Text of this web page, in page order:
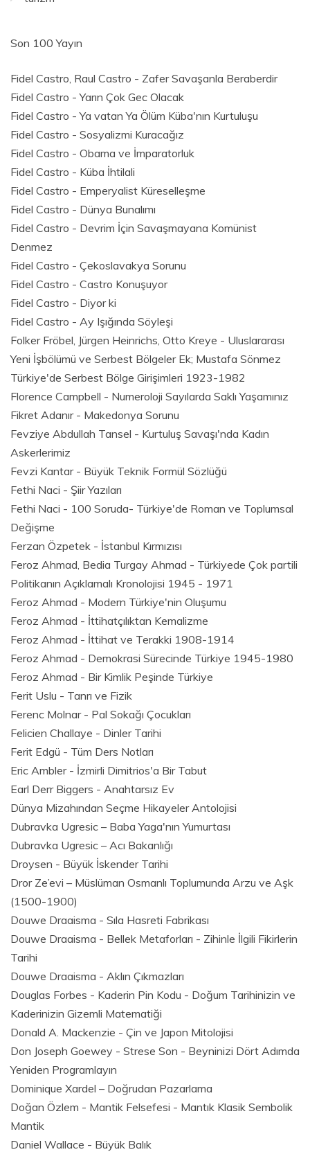
Son 100 Yayın
Fidel Castro, Raul Castro - Zafer Savaşanla Beraberdir
Fidel Castro - Yarın Çok Gec Olacak
Fidel Castro - Ya vatan Ya Ölüm Küba'nın Kurtuluşu
Fidel Castro - Sosyalizmi Kuracağız
Fidel Castro - Obama ve İmparatorluk
Fidel Castro - Küba İhtilali
Fidel Castro - Emperyalist Küreselleşme
Fidel Castro - Dünya Bunalımı
Fidel Castro - Devrim İçin Savaşmayana Komünist
Denmez
Fidel Castro - Çekoslavakya Sorunu
Fidel Castro - Castro Konuşuyor
Fidel Castro - Diyor ki
Fidel Castro - Ay Işığında Söyleşi
Folker Fröbel, Jürgen Heinrichs, Otto Kreye - Uluslararası
Yeni İşbölümü ve Serbest Bölgeler Ek; Mustafa Sönmez
Türkiye'de Serbest Bölge Girişimleri 1923-1982
Florence Campbell - Numeroloji Sayılarda Saklı Yaşamınız
Fikret Adanır - Makedonya Sorunu
Fevziye Abdullah Tansel - Kurtuluş Savaşı'nda Kadın
Askerlerimiz
Fevzi Kantar - Büyük Teknik Formül Sözlüğü
Fethi Naci - Şiir Yazıları
Fethi Naci - 100 Soruda- Türkiye'de Roman ve Toplumsal
Değişme
Ferzan Özpetek - İstanbul Kırmızısı
Feroz Ahmad, Bedia Turgay Ahmad - Türkiyede Çok partili
Politikanın Açıklamalı Kronolojisi 1945 - 1971
Feroz Ahmad - Modern Türkiye'nin Oluşumu
Feroz Ahmad - İttihatçılıktan Kemalizme
Feroz Ahmad - İttihat ve Terakki 1908-1914
Feroz Ahmad - Demokrasi Sürecinde Türkiye 1945-1980
Feroz Ahmad - Bir Kimlik Peşinde Türkiye
Ferit Uslu - Tanrı ve Fizik
Ferenc Molnar - Pal Sokağı Çocukları
Felicien Challaye - Dinler Tarihi
Ferit Edgü - Tüm Ders Notları
Eric Ambler - İzmirli Dimitrios'a Bir Tabut
Earl Derr Biggers - Anahtarsız Ev
Dünya Mizahından Seçme Hikayeler Antolojisi
Dubravka Ugresic – Baba Yaga'nın Yumurtası
Dubravka Ugresic – Acı Bakanlığı
Droysen - Büyük İskender Tarihi
Dror Ze’evi – Müslüman Osmanlı Toplumunda Arzu ve Aşk
(1500-1900)
Douwe Draaisma - Sıla Hasreti Fabrikası
Douwe Draaisma - Bellek Metaforları - Zihinle İlgili Fikirlerin
Tarihi
Douwe Draaisma - Aklın Çıkmazları
Douglas Forbes - Kaderin Pin Kodu - Doğum Tarihinizin ve
Kaderinizin Gizemli Matematiği
Donald A. Mackenzie - Çin ve Japon Mitolojisi
Don Joseph Goewey - Strese Son - Beyninizi Dört Adımda
Yeniden Programlayın
Dominique Xardel – Doğrudan Pazarlama
Doğan Özlem - Mantik Felsefesi - Mantık Klasik Sembolik
Mantik
Daniel Wallace - Büyük Balık